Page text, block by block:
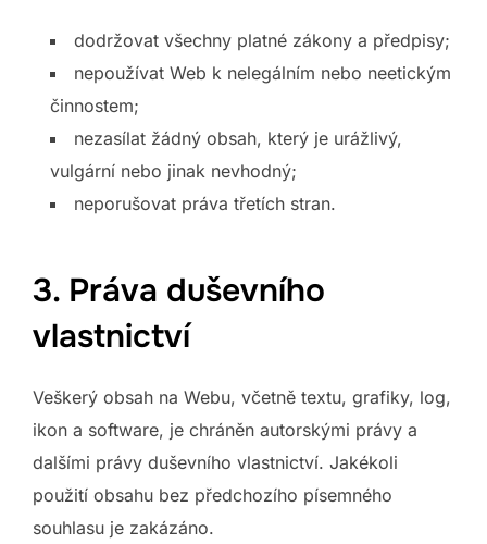
dodržovat všechny platné zákony a předpisy;
nepoužívat Web k nelegálním nebo neetickým
činnostem;
nezasílat žádný obsah, který je urážlivý,
vulgární nebo jinak nevhodný;
neporušovat práva třetích stran.
3. Práva duševního
vlastnictví
Veškerý obsah na Webu, včetně textu, grafiky, log,
ikon a software, je chráněn autorskými právy a
dalšími právy duševního vlastnictví. Jakékoli
použití obsahu bez předchozího písemného
souhlasu je zakázáno.